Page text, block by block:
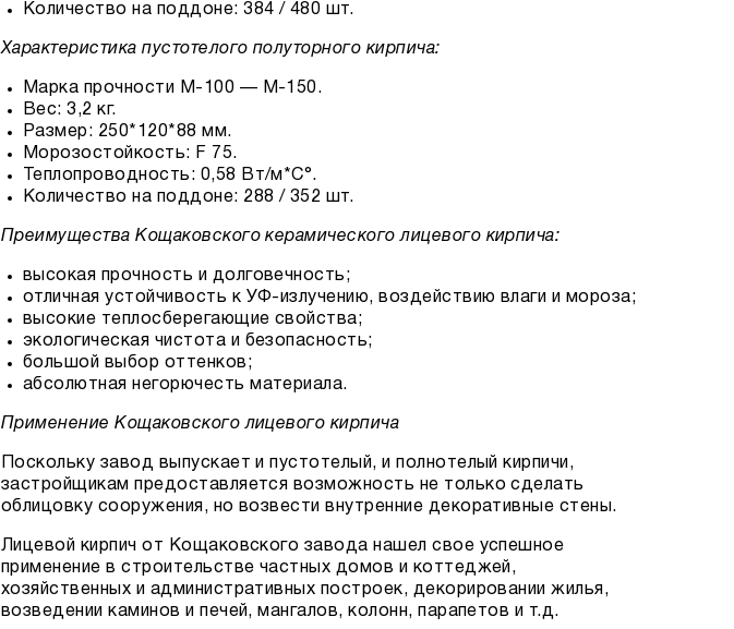
Количество на поддоне: 384 / 480 шт.
Характеристика пустотелого полуторного кирпича:
Марка прочности М-100 — М-150.
Вес: 3,2 кг.
Размер: 250*120*88 мм.
Морозостойкость: F 75.
Теплопроводность: 0,58 Вт/м*С°.
Количество на поддоне: 288 / 352 шт.
Преимущества Кощаковского керамического лицевого кирпича:
высокая прочность и долговечность;
отличная устойчивость к УФ-излучению, воздействию влаги и мороза;
высокие теплосберегающие свойства;
экологическая чистота и безопасность;
большой выбор оттенков;
абсолютная негорючесть материала.
Применение Кощаковского лицевого кирпича
Поскольку завод выпускает и пустотелый, и полнотелый кирпичи,
застройщикам предоставляется возможность не только сделать
облицовку сооружения, но возвести внутренние декоративные стены.
Лицевой кирпич от Кощаковского завода нашел свое успешное
применение в строительстве частных домов и коттеджей,
хозяйственных и административных построек, декорировании жилья,
возведении каминов и печей, мангалов, колонн, парапетов и т.д.